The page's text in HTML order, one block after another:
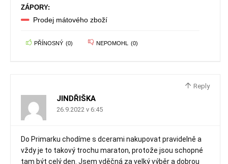
ZÁPORY:
Prodej mátového zboží
PŘÍNOSNÝ (0) NEPOMOHL (0)
Reply
JINDŘIŠKA
26.9.2022 v 6:45
Do Primarku chodíme s dcerami nakupovat pravidelně a
vždy je to takový trochu maraton, protože jsou schopné
tam být celý den. Jsem vděčná za velký výběr a dobrou